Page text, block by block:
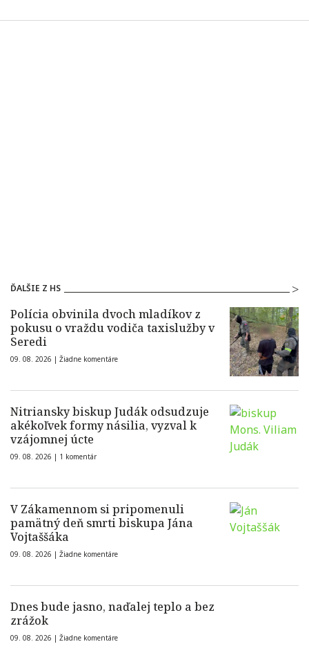
ĎALŠIE Z HS
Polícia obvinila dvoch mladíkov z
pokusu o vraždu vodiča taxislužby v
Seredi
09. 08. 2026 | Žiadne komentáre
Nitriansky biskup Judák odsudzuje
akékoľvek formy násilia, vyzval k
vzájomnej úcte
09. 08. 2026 | 1 komentár
V Zákamennom si pripomenuli
pamätný deň smrti biskupa Jána
Vojtaššáka
09. 08. 2026 | Žiadne komentáre
Dnes bude jasno, naďalej teplo a bez
zrážok
09. 08. 2026 | Žiadne komentáre